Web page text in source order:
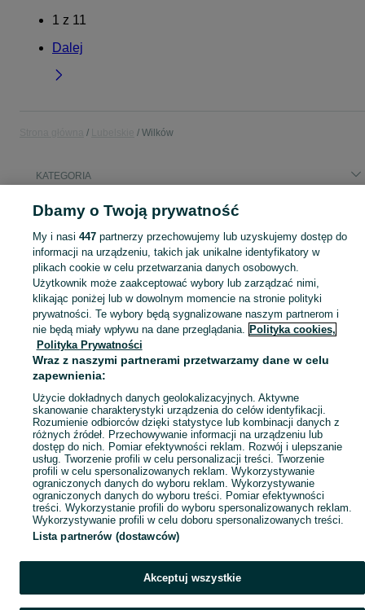
1 z 11
Dalej
Wilków
KATEGORIA
Popularne wyszukiwania
mauzer działka rolna cross 250 mrf 140 rc big praca
Skorzystaj z największego serwisu ogłoszeniowego - Wilków i okolice! Kupuj to, czego pragniesz i sprzedawaj to, czego już nie potrzebujesz! Zobacz
Mapa kategorii
Mapa miejscowości
Mapa ministron
Popularne wyszukiwania
Dbamy o Twoją prywatność
My i nasi 447partnerzy przechowujemy lub uzyskujemy dostęp do
informacji na urządzeniu, takich jak unikalne identyfikatory w
plikach cookie w celu przetwarzania danych osobowych.
Użytkownik może zaakceptować wybory lub zarządzać nimi,
klikając poniżej lub w dowolnym momencie na stronie polityki
prywatności. Te wybory będą sygnalizowane naszym partnerom i
nie będą miały wpływu na dane przeglądania. Polityka cookies,
Polityka Prywatności
Wraz z naszymi partnerami przetwarzamy dane w celu
zapewnienia:
Użycie dokładnych danych geolokalizacyjnych. Aktywne
skanowanie charakterystyki urządzenia do celów identyfikacji.
Rozumienie odbiorców dzięki statystyce lub kombinacji danych z
różnych źródeł. Przechowywanie informacji na urządzeniu lub
dostęp do nich. Pomiar efektywności reklam. Rozwój i ulepszanie
usług. Tworzenie profili w celu personalizacji treści. Tworzenie
profili w celu spersonalizowanych reklam. Wykorzystywanie
ograniczonych danych do wyboru reklam. Wykorzystywanie
ograniczonych danych do wyboru treści. Pomiar efektywności
treści. Wykorzystanie profili do wyboru spersonalizowanych reklam.
Wykorzystywanie profili w celu doboru spersonalizowanych treści.
Lista partnerów (dostawców)
Akceptuj wszystkie